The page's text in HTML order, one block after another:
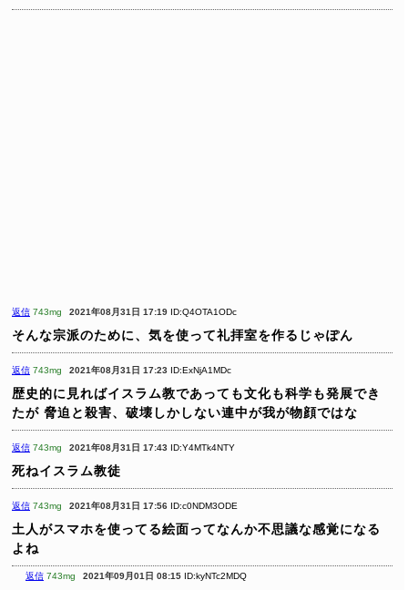
返信 743mg 2021年08月31日 17:19 ID:Q4OTA1ODc
そんな宗派のために、気を使って礼拝室を作るじゃぽん
返信 743mg 2021年08月31日 17:23 ID:ExNjA1MDc
歴史的に見ればイスラム教であっても文化も科学も発展でき
たが 脅迫と殺害、破壊しかしない連中が我が物顔ではな
返信 743mg 2021年08月31日 17:43 ID:Y4MTk4NTY
死ねイスラム教徒
返信 743mg 2021年08月31日 17:56 ID:c0NDM3ODE
土人がスマホを使ってる絵面ってなんか不思議な感覚になる
よね
返信 743mg 2021年09月01日 08:15 ID:kyNTc2MDQ